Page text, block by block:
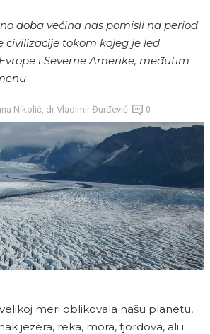
doba većina nas pomisli na period
civilizacije tokom kojeg je led
i Severne Amerike, međutim
Nikolić dr Vladimir Đurđević 0
meri oblikovala našu planetu,
jezera, reka, mora, fjordova, ali i